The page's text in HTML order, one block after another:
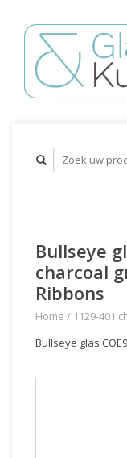
Bullseye
charcoal
Ribbons
Home / 1129-401
Bullseye glas